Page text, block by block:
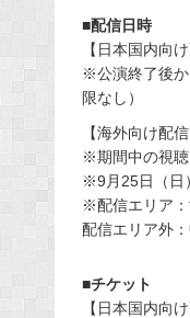
■配信日時
【日本国内向
※公演終了後か
限なし）
【海外向け配
※期間中の視
※9月25日（日
※配信エリア
配信エリア外
■チケット
【日本国内向